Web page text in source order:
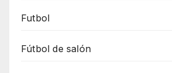
Futbol
Fútbol de salón